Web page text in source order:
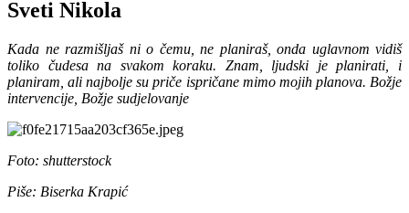
Sveti Nikola
Kada ne razmišljaš ni o čemu, ne planiraš, onda uglavnom vidiš
toliko čudesa na svakom koraku. Znam, ljudski je planirati, i
planiram, ali najbolje su priče ispričane mimo mojih planova. Božje
intervencije, Božje sudjelovanje
Foto: shutterstock
Piše: Biserka Krapić